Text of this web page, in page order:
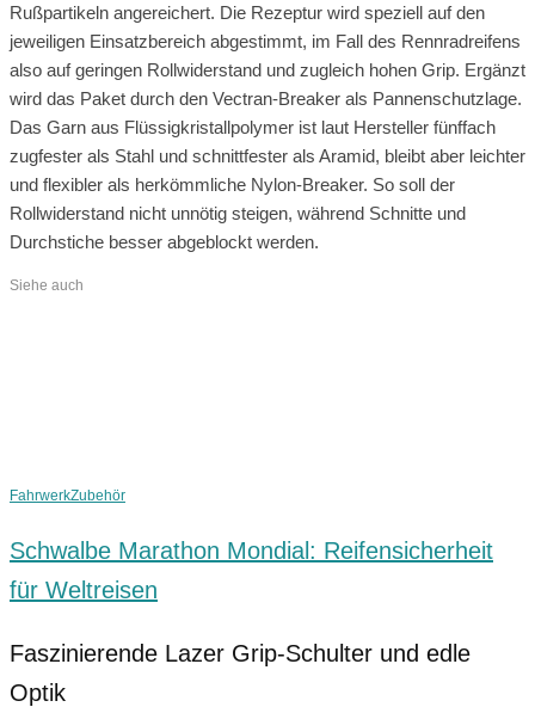
Rußpartikeln angereichert. Die Rezeptur wird speziell auf den
jeweiligen Einsatzbereich abgestimmt, im Fall des Rennradreifens
also auf geringen Rollwiderstand und zugleich hohen Grip. Ergänzt
wird das Paket durch den Vectran-Breaker als Pannenschutzlage.
Das Garn aus Flüssigkristallpolymer ist laut Hersteller fünffach
zugfester als Stahl und schnittfester als Aramid, bleibt aber leichter
und flexibler als herkömmliche Nylon-Breaker. So soll der
Rollwiderstand nicht unnötig steigen, während Schnitte und
Durchstiche besser abgeblockt werden.
Siehe auch
FahrwerkZubehör
Schwalbe Marathon Mondial: Reifensicherheit
für Weltreisen
Faszinierende Lazer Grip-Schulter und edle
Optik